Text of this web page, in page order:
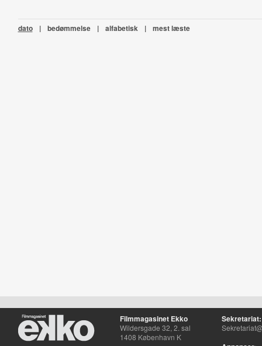
dato | bedømmelse | alfabetisk | mest læste
Filmmagasinet Ekko
Wildersgade 32, 2. sal
1408 København K
Sekretariat: